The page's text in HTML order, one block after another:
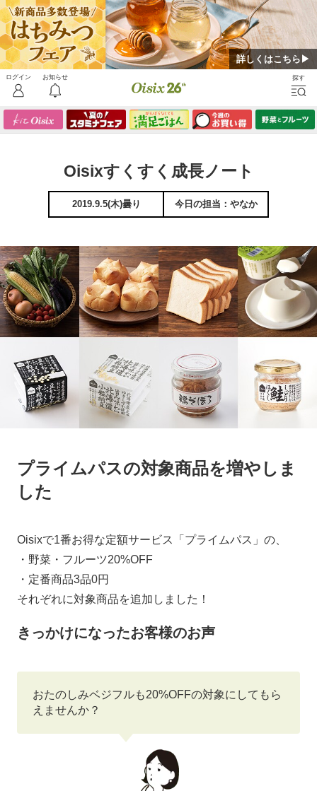
詳しくはこちら▶
Oisixすくすく成長ノート
2019.9.5(木)曇り 今日の担当：やなか
プライムパスの対象商品を増やしま
した
Oisixで1番お得な定額サービス「プライムパス」の、
・野菜・フルーツ20%OFF
・定番商品3品0円
それぞれに対象商品を追加しました！
きっかけになったお客様のお声
おたのしみベジフルも20%OFFの対象にしてもら
えませんか？